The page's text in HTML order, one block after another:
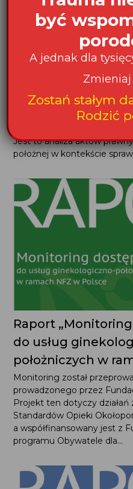
Publikacja
przez położną
W ramach projektu „Na
Okołoporodowej” powstała
Jest to analiza aktów
położnej w kontekście
Raport
do usług
położniczych w
Monitoring został
prowadzonego przez
Projekt ten dotyczy
Standardów Opieki
a współfinansowany jest z
programu Obywatele dla...
być
A jednak dla
Zostań stałym
Rodzić